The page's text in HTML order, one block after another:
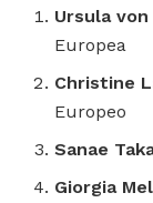
Ursula
Europea
Christine
Europeo
Sanae
Giorgia